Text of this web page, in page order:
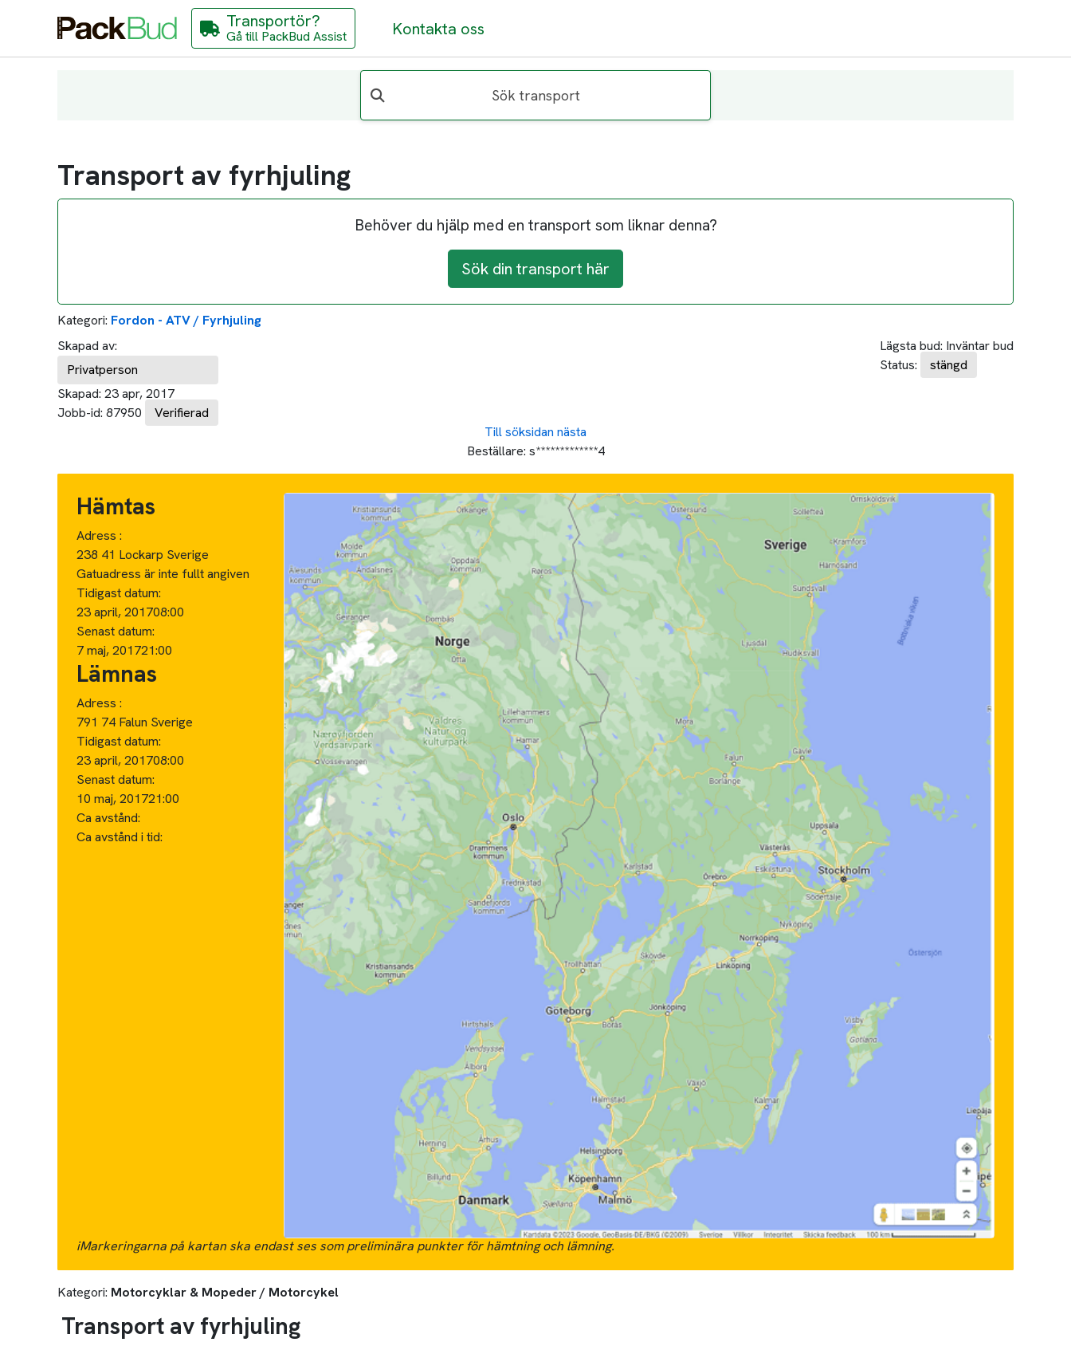
Transportör?
Gå till PackBud Assist Kontakta oss
Sök transport
Transport av fyrhjuling
Behöver du hjälp med en transport som liknar denna?
Sök din transport här
Kategori: Fordon - ATV / Fyrhjuling
Skapad av:
Privatperson
Skapad: 23 apr, 2017
Jobb-id: 87950 Verifierad
Lägsta bud: Inväntar bud
Status:
stängd
Till söksidan nästa
Beställare: s*************4
Hämtas
Adress :
238 41 Lockarp Sverige
Gatuadress är inte fullt angiven
Tidigast datum:
23 april, 201708:00
Senast datum:
7 maj, 201721:00
Lämnas
Adress :
791 74 Falun Sverige
Tidigast datum:
23 april, 201708:00
Senast datum:
10 maj, 201721:00
Ca avstånd:
Ca avstånd i tid:
iMarkeringarna på kartan ska endast ses som preliminära punkter för hämtning och lämning.
Kategori: Motorcyklar & Mopeder / Motorcykel
Transport av fyrhjuling